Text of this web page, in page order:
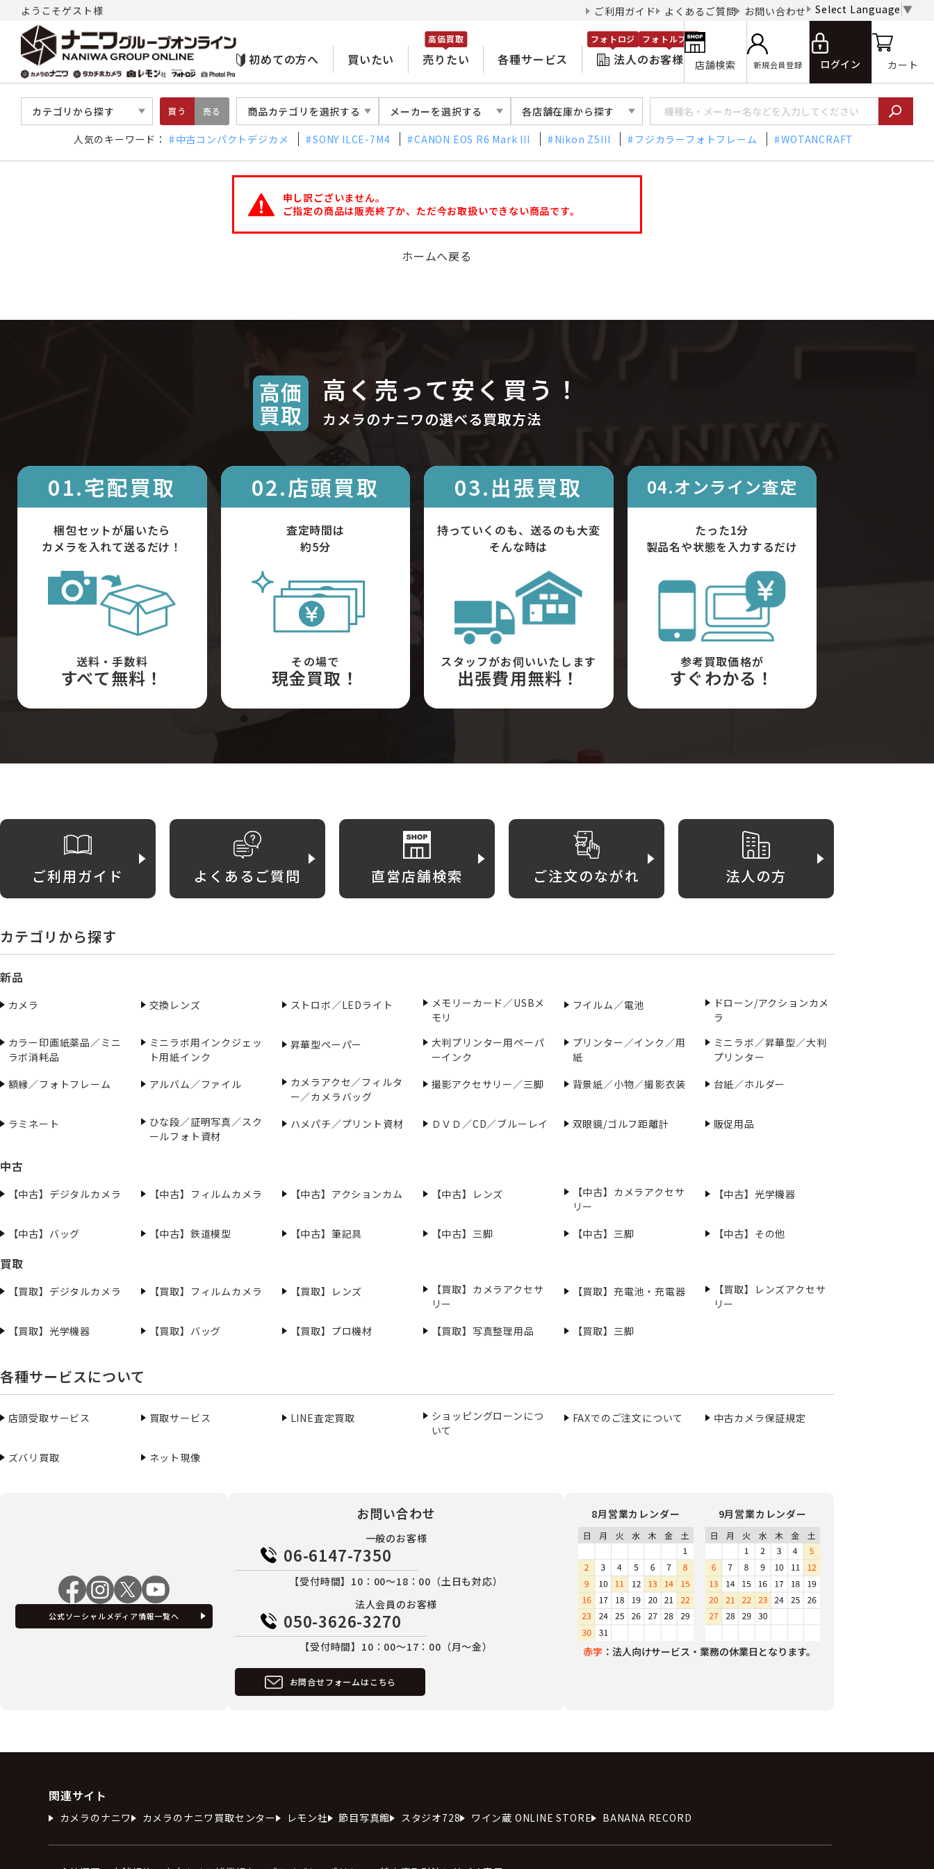
ようこそゲスト様 ご利用ガイド よくあるご質問 お問い合わせ Select Language ▼
初めての方へ 買いたい 売りたい
高価買取
各種サービス 法人のお客様
フォトロジ フォトルプロ
店舗検索 新規会員登録 ログイン カート
カテゴリから探す 買う 売る 商品カテゴリを選択する メーカーを選択する 各店舗在庫から探す
人気のキーワード： 中古コンパクトデジカメ SONY ILCE-7M4 CANON EOS R6 Mark III Nikon Z5III フジカラーフォトフレーム WOTANCRAFT
申し訳ございません。
ご指定の商品は販売終了か、ただ今お取扱いできない商品です。
ホームへ戻る
高価
買取
高く売って安く買う！
カメラのナニワの選べる買取方法
01.宅配買取
梱包セットが届いたら
カメラを入れて送るだけ！
送料・手数料
すべて無料！
02.店頭買取
査定時間は
約5分
その場で
現金買取！
03.出張買取
持っていくのも、送るのも大変
そんな時は
スタッフがお伺いいたします
出張費用無料！
04.オンライン査定
たった1分
製品名や状態を入力するだけ
参考買取価格が
すぐわかる！
ご利用ガイド よくあるご質問 直営店舗検索 ご注文のながれ 法人の方
カテゴリから探す
新品
カメラ 交換レンズ ストロボ／LEDライト
メモリーカード／USBメ
モリ
フイルム／電池
ドローン/アクションカメ
ラ
カラー印画紙薬品／ミニ
ラボ消耗品
ミニラボ用インクジェッ
ト用紙インク
昇華型ペーパー
大判プリンター用ペーパ
ーインク
プリンター／インク／用
紙
ミニラボ／昇華型／大判
プリンター
額縁／フォトフレーム
アルバム／ファイル
カメラアクセ／フィルタ
ー／カメラバッグ
撮影アクセサリー／三脚 背景紙／小物／撮影衣装 台紙／ホルダー
ラミネート
ひな段／証明写真／スク
ールフォト資材
ハメパチ／プリント資材 ＤＶＤ／CD／ブルーレイ 双眼鏡/ゴルフ距離計 販促用品
中古
【中古】デジタルカメラ 【中古】フィルムカメラ 【中古】アクションカム 【中古】レンズ
【中古】カメラアクセサ
リー
【中古】光学機器
【中古】バッグ 【中古】鉄道模型 【中古】筆記具 【中古】三脚 【中古】三脚 【中古】その他
買取
【買取】デジタルカメラ 【買取】フィルムカメラ 【買取】レンズ
【買取】カメラアクセサ
リー
【買取】充電池・充電器
【買取】レンズアクセサ
リー
【買取】光学機器
【買取】バッグ 【買取】プロ機材 【買取】写真整理用品 【買取】三脚
各種サービスについて
店頭受取サービス 買取サービス LINE査定買取
ショッピングローンにつ
いて
FAXでのご注文について 中古カメラ保証規定
ズバリ買取 ネット現像
公式ソーシャルメディア情報一覧へ
お問い合わせ
一般のお客様
06-6147-7350
【受付時間】10：00～18：00（土日も対応）
法人会員のお客様
050-3626-3270
【受付時間】10：00～17：00（月～金）
お問合せフォームはこちら
8月営業カレンダー 9月営業カレンダー
赤字 ：法人向けサービス・業務の休業日となります。
関連サイト
カメラのナニワ カメラのナニワ買取センター レモン社 節目写真館 スタジオ728 ワイン蔵 ONLINE STORE BANANA RECORD